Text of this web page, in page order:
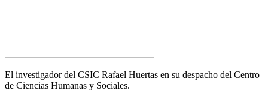
El investigador del CSIC Rafael Huertas en su despacho del Centro
de Ciencias Humanas y Sociales.